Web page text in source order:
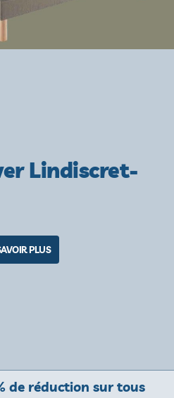
Lindiscret-
PLUS
de réduction sur tous